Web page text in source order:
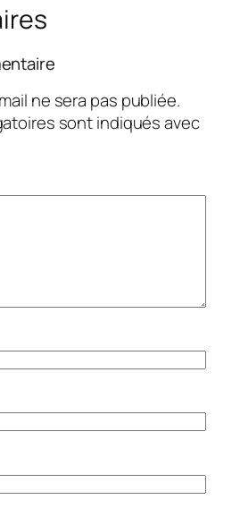
ne sera pas publiée.
sont indiqués avec